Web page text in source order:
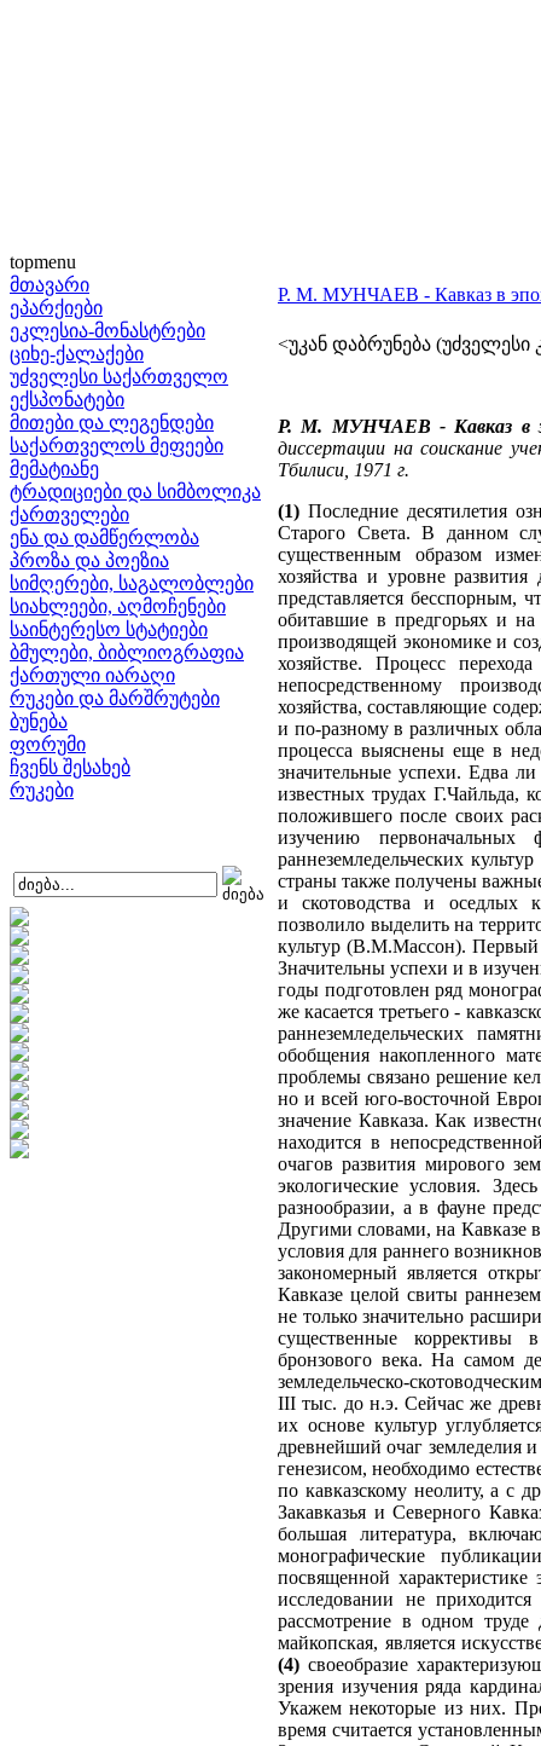
topmenu
მთავარი
ეპარქიები
ეკლესია-მონასტრები
ციხე-ქალაქები
უძველესი საქართველო
ექსპონატები
მითები და ლეგენდები
საქართველოს მეფეები
მემატიანე
ტრადიციები და სიმბოლიკა
ქართველები
ენა და დამწერლობა
პროზა და პოეზია
სიმღერები, საგალობლები
სიახლეები, აღმოჩენები
საინტერესო სტატიები
ბმულები, ბიბლიოგრაფია
ქართული იარაღი
რუკები და მარშრუტები
ბუნება
ფორუმი
ჩვენს შესახებ
რუკები
Р. М. МУНЧАЕВ - Кавказ в
<უკან დაბრუნება (უძველესი
Р. М. МУНЧАЕВ - Кавказ в
диссертации на соискание
Тбилиси, 1971 г.
(1) Последние десятилетия
Старого Света. В данном
существенным образом
хозяйства и уровне развития
представляется бесспорным,
обитавшие в предгорьях и
производящей экономике и
хозяйстве. Процесс
непосредственному
хозяйства, составляющие
и по-разному в различных
процесса выяснены еще в
значительные успехи. Едва ли
известных трудах Г.Чайльда,
положившего после своих
изучению
раннеземледельческих
страны также получены
и скотоводства и оседлых
позволило выделить на
культур (В.М.Массон). Первый
Значительны успехи и в
годы подготовлен ряд
же касается третьего -
раннеземледельческих
обобщения накопленного
проблемы связано решение
но и всей юго-восточной
значение Кавказа. Как
находится в
очагов развития мирового
экологические условия.
разнообразии, а в фауне
Другими словами, на Кавказе
условия для раннего
закономерный является
Кавказе целой свиты
не только значительно
существенные коррективы
бронзового века. На самом
земледельческо-
III тыс. до н.э. Сейчас же
их основе культур
древнейший очаг земледелия
генезисом, необходимо
по кавказскому неолиту, а с
Закавказья и Северного
большая литература,
монографические
посвященной
исследовании не
рассмотрение в одном труде
майкопская, является
(4) своеобразие
зрения изучения ряда
Укажем некоторые из них.
время считается